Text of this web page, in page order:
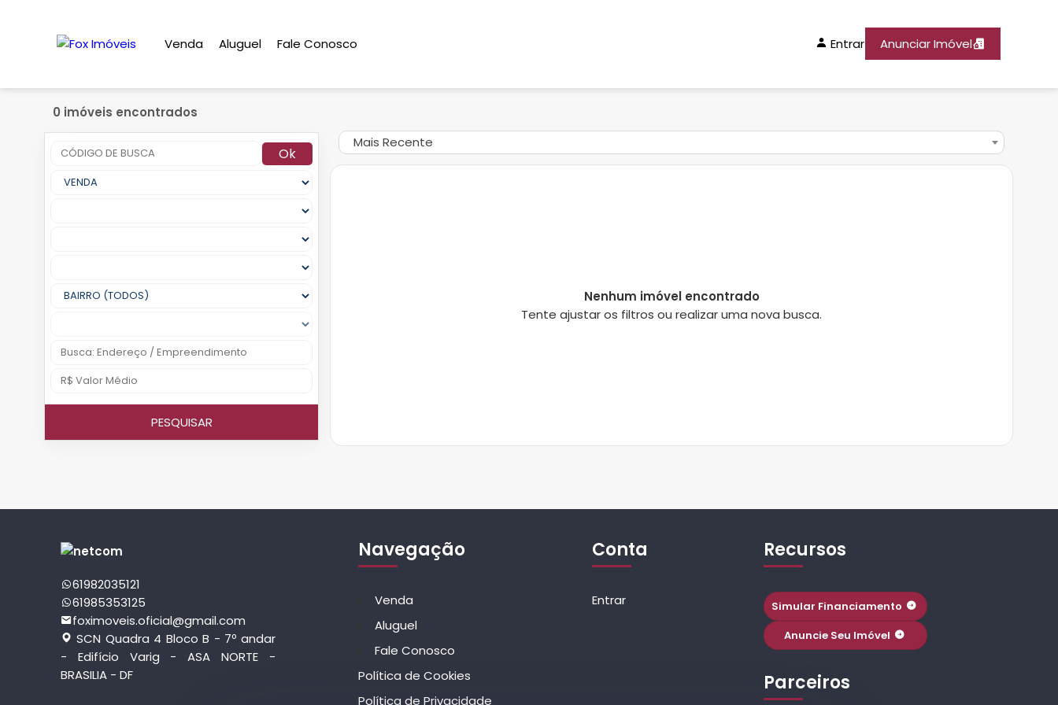
Venda Aluguel Fale Conosco Entrar Anunciar Imóvel
0 imóveis encontrados
Ok
PESQUISAR
Mais Recente
Nenhum imóvel encontrado
Tente ajustar os filtros ou realizar uma nova busca.
61982035121
61985353125
foximoveis.oficial@gmail.com
SCN Quadra 4 Bloco B - 7º andar
- Edifício Varig - ASA NORTE -
BRASILIA - DF
Navegação
Venda
Aluguel
Fale Conosco
Política de Cookies
Política de Privacidade
Conta
Entrar
Recursos
Simular Financiamento
Anuncie Seu Imóvel
Parceiros